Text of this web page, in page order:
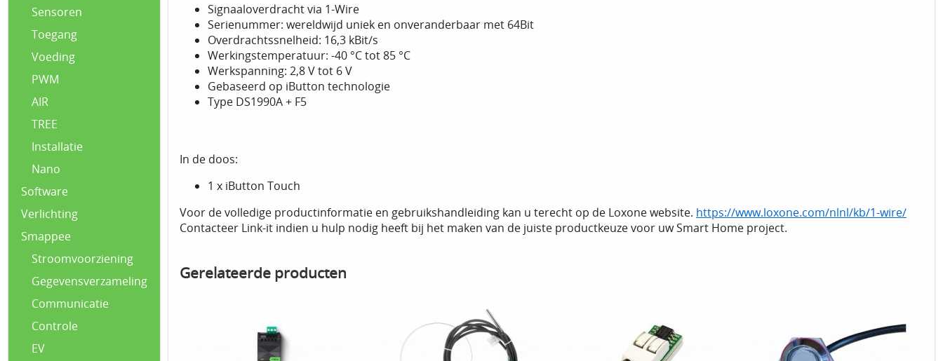
Sensoren
Toegang
Voeding
PWM
AIR
TREE
Installatie
Nano
Software
Verlichting
Smappee
Stroomvoorziening
Gegevensverzameling
Communicatie
Controle
EV
Signaaloverdracht via 1-Wire
Serienummer: wereldwijd uniek en onveranderbaar met 64Bit
Overdrachtssnelheid: 16,3 kBit/s
Werkingstemperatuur: -40 °C tot 85 °C
Werkspanning: 2,8 V tot 6 V
Gebaseerd op iButton technologie
Type DS1990A + F5
In de doos:
1 x iButton Touch
Voor de volledige productinformatie en gebruikshandleiding kan u terecht op de Loxone website. https://www.loxone.com/nlnl/kb/1-wire/
Contacteer Link-it indien u hulp nodig heeft bij het maken van de juiste productkeuze voor uw Smart Home project.
Gerelateerde producten